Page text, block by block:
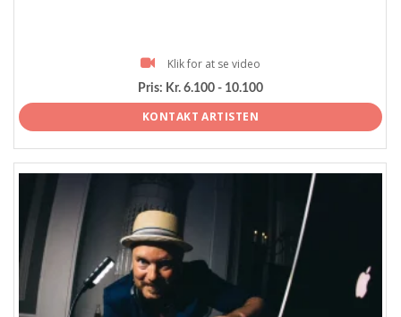
Klik for at se video
Pris: Kr. 6.100 - 10.100
KONTAKT ARTISTEN